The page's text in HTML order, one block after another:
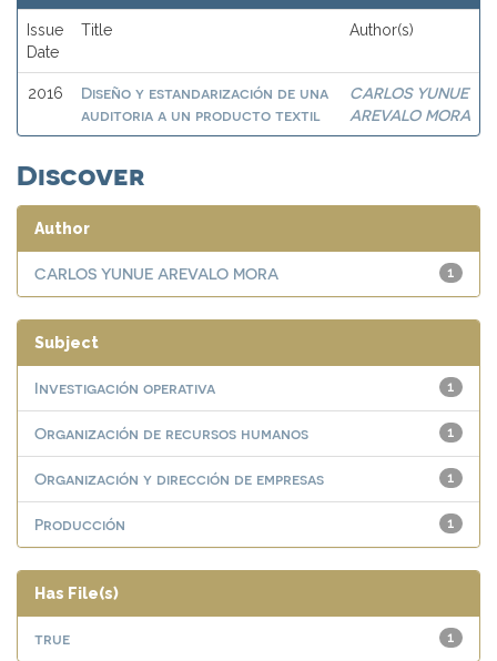
Issue
Date
Title Author(s)
2016
Diseño y estandarización de una
auditoria a un producto textil
CARLOS YUNUE
AREVALO MORA
Discover
Author
1
CARLOS YUNUE AREVALO MORA
Subject
1
Investigación operativa
1
Organización de recursos humanos
1
Organización y dirección de empresas
1
Producción
Has File(s)
1
true